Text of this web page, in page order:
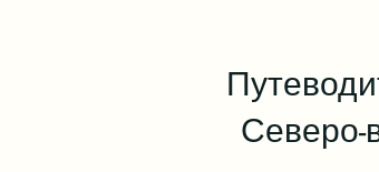
Северо-